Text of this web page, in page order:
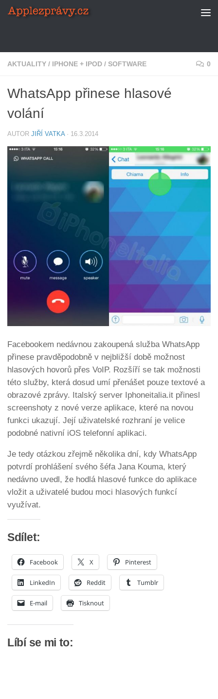
Skip to content
AKTUALITY / IPHONE + IPOD / SOFTWARE 0
WhatsApp přinese hlasové
volání
AUTOR JIŘÍ VATKA · 16.3.2014
Facebookem nedávnou zakoupená služba WhatsApp
přinese pravděpodobně v nejbližší době možnost
hlasových hovorů přes VoIP. Rozšíří se tak možnosti
této služby, která dosud umí přenášet pouze textové a
obrazové zprávy. Italský server Iphoneitalia.it přinesl
screenshoty z nové verze aplikace, které na novou
funkci ukazují. Její uživatelské rozhraní je velice
podobné nativní iOS telefonní aplikaci.
Je tedy otázkou zřejmě několika dní, kdy WhatsApp
potvrdí prohlášení svého šéfa Jana Kouma, který
nedávno uvedl, že hodlá hlasové funkce do aplikace
vložit a uživatelé budou moci hlasových funkcí
využívat.
Sdílet:
Facebook X Pinterest
LinkedIn Reddit Tumblr
E-mail Tisknout
Líbí se mi to: